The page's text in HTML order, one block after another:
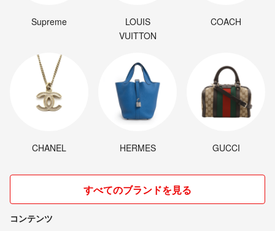
Supreme
LOUIS
VUITTON
COACH
CHANEL HERMES GUCCI
すべてのブランドを見る
コンテンツ